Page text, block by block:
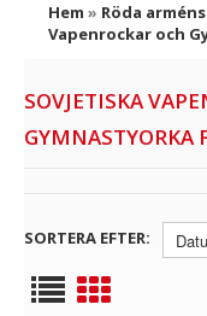
Hem » Röda
Vapenrockar och
SOVJETISKA
GYMNASTYORKA
SORTERA EFTER: